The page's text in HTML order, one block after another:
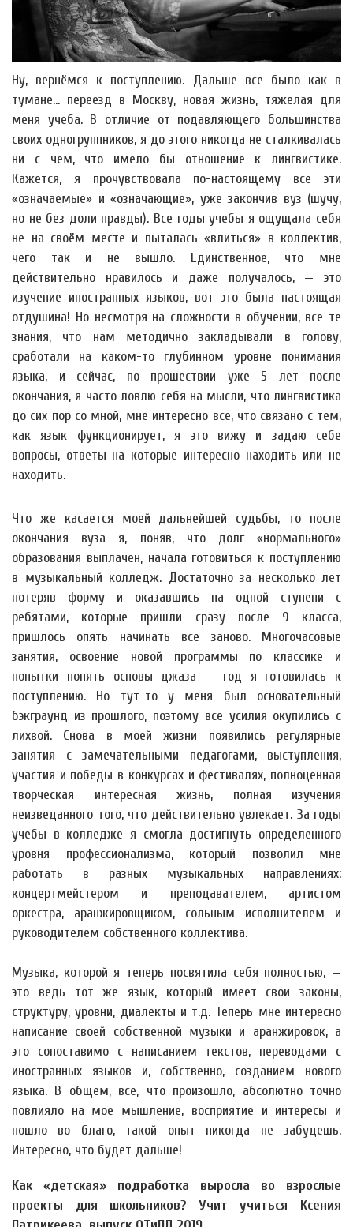
Ну, вернёмся к поступлению. Дальше все было как в
тумане... переезд в Москву, новая жизнь, тяжелая для
меня учеба. В отличие от подавляющего большинства
своих одногруппников, я до этого никогда не сталкивалась
ни с чем, что имело бы отношение к лингвистике.
Кажется, я прочувствовала по-настоящему все эти
«означаемые» и «означающие», уже закончив вуз (шучу,
но не без доли правды). Все годы учебы я ощущала себя
не на своём месте и пыталась «влиться» в коллектив,
чего так и не вышло. Единственное, что мне
действительно нравилось и даже получалось, — это
изучение иностранных языков, вот это была настоящая
отдушина! Но несмотря на сложности в обучении, все те
знания, что нам методично закладывали в голову,
сработали на каком-то глубинном уровне понимания
языка, и сейчас, по прошествии уже 5 лет после
окончания, я часто ловлю себя на мысли, что лингвистика
до сих пор со мной, мне интересно все, что связано с тем,
как язык функционирует, я это вижу и задаю себе
вопросы, ответы на которые интересно находить или не
находить.
Что же касается моей дальнейшей судьбы, то после
окончания вуза я, поняв, что долг «нормального»
образования выплачен, начала готовиться к поступлению
в музыкальный колледж. Достаточно за несколько лет
потеряв форму и оказавшись на одной ступени с
ребятами, которые пришли сразу после 9 класса,
пришлось опять начинать все заново. Многочасовые
занятия, освоение новой программы по классике и
попытки понять основы джаза — год я готовилась к
поступлению. Но тут-то у меня был основательный
бэкграунд из прошлого, поэтому все усилия окупились с
лихвой. Снова в моей жизни появились регулярные
занятия с замечательными педагогами, выступления,
участия и победы в конкурсах и фестивалях, полноценная
творческая интересная жизнь, полная изучения
неизведанного того, что действительно увлекает. За годы
учебы в колледже я смогла достигнуть определенного
уровня профессионализма, который позволил мне
работать в разных музыкальных направлениях:
концертмейстером и преподавателем, артистом
оркестра, аранжировщиком, сольным исполнителем и
руководителем собственного коллектива.
Музыка, которой я теперь посвятила себя полностью, —
это ведь тот же язык, который имеет свои законы,
структуру, уровни, диалекты и т.д. Теперь мне интересно
написание своей собственной музыки и аранжировок, а
это сопоставимо с написанием текстов, переводами с
иностранных языков и, собственно, созданием нового
языка. В общем, все, что произошло, абсолютно точно
повлияло на мое мышление, восприятие и интересы и
пошло во благо, такой опыт никогда не забудешь.
Интересно, что будет дальше!
Как «детская» подработка выросла во взрослые
проекты для школьников? Учит учиться Ксения